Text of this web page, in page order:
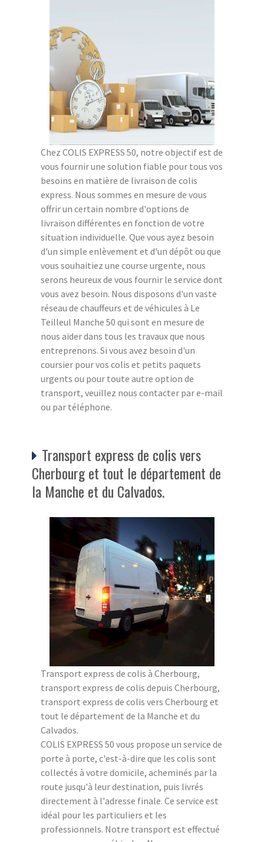
Chez COLIS EXPRESS 50, notre objectif est de
vous fournir une solution fiable pour tous vos
besoins en matière de livraison de colis
express. Nous sommes en mesure de vous
offrir un certain nombre d'options de
livraison différentes en fonction de votre
situation individuelle. Que vous ayez besoin
d'un simple enlèvement et d'un dépôt ou que
vous souhaitiez une course urgente, nous
serons heureux de vous fournir le service dont
vous avez besoin. Nous disposons d'un vaste
réseau de chauffeurs et de véhicules à Le
Teilleul Manche 50 qui sont en mesure de
nous aider dans tous les travaux que nous
entreprenons. Si vous avez besoin d'un
coursier pour vos colis et petits paquets
urgents ou pour toute autre option de
transport, veuillez nous contacter par e-mail
ou par téléphone.
Transport express de colis vers
Cherbourg et tout le département de
la Manche et du Calvados.
Transport express de colis à Cherbourg,
transport express de colis depuis Cherbourg,
transport express de colis vers Cherbourg et
tout le département de la Manche et du
Calvados.
COLIS EXPRESS 50 vous propose un service de
porte à porte, c'est-à-dire que les colis sont
collectés à votre domicile, acheminés par la
route jusqu'à leur destination, puis livrés
directement à l'adresse finale. Ce service est
idéal pour les particuliers et les
professionnels. Notre transport est effectué